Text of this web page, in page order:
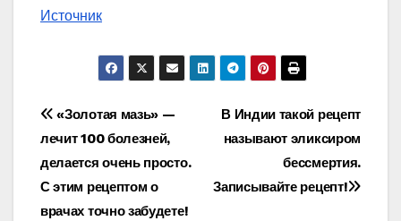
Источник
Навигация
по
записям
В Индии такой рецепт
называют эликсиром
бессмертия.
Записывайте рецепт!
«Золотая мазь» —
лечит 100 болезней,
делается очень просто.
С этим рецептом о
врачах точно забудете!